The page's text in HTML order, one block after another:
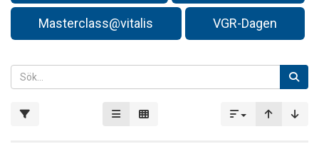
Masterclass@vitalis VGR-Dagen